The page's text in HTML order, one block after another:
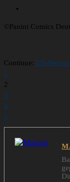
©Panini Comics
Continue: US-
1
2
3
4
5